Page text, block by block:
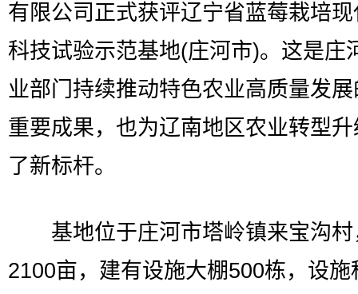
有限公司正式获评辽宁省蓝莓栽培
科技试验示范基地(庄河市)。这是庄
业部门持续推动特色农业高质量发
重要成果，也为辽南地区农业转型
了新标杆。
基地位于庄河市塔岭镇来宝沟村
2100亩，建有设施大棚500栋，设施